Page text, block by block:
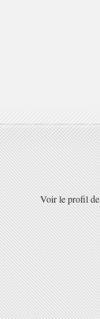
Voir le profil de